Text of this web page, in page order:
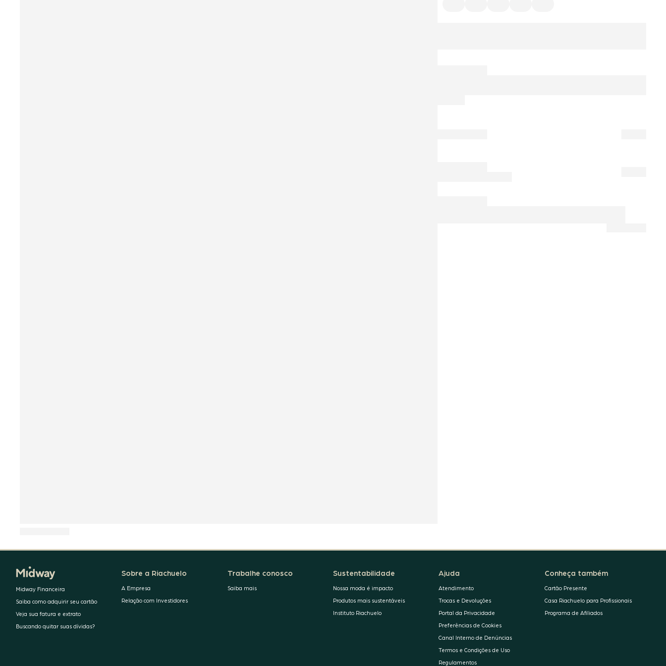
Midway Financeira
Saiba como adquirir seu cartão
Veja sua fatura e extrato
Buscando quitar suas dívidas?
Sobre a Riachuelo
A Empresa
Relação com Investidores
Trabalhe conosco
Saiba mais
Sustentabilidade
Nossa moda é impacto
Produtos mais sustentáveis
Instituto Riachuelo
Ajuda
Atendimento
Trocas e Devoluções
Portal da Privacidade
Preferências de Cookies
Canal Interno de Denúncias
Termos e Condições de Uso
Regulamentos
Conheça também
Cartão Presente
Casa Riachuelo para Profissionais
Programa de Afiliados